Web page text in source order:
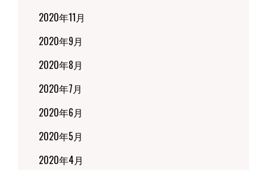
2020年11月
2020年9月
2020年8月
2020年7月
2020年6月
2020年5月
2020年4月